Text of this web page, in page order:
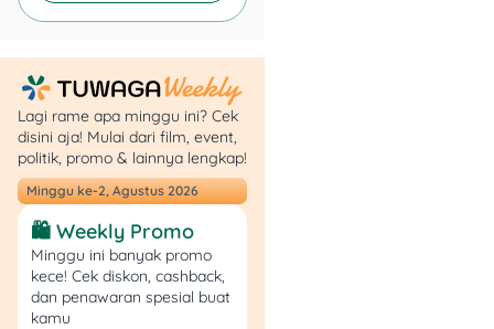
Radio dengan stasiun 24
dengerin radio tradisional
tapi dengan kualitas
streaming modern.
4. Amazon Music
Lagi rame apa minggu ini? Cek
disini aja! Mulai dari film, event,
politik, promo & lainnya lengkap!
Minggu ke-2, Agustus 2026
🛍️ Weekly Promo
Minggu ini banyak promo
kece! Cek diskon, cashback,
dan penawaran spesial buat
kamu